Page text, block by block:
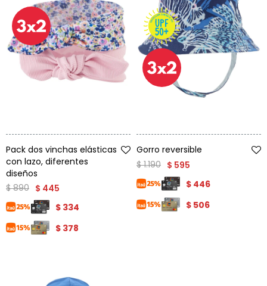
Pack dos vinchas elásticas
con lazo, diferentes
diseños
$ 445
$ 890
$ 334
$ 378
Gorro reversible
$ 595
$ 1.190
$ 446
$ 506
Cuarto
del
bebé
Condiciones
Política
de
Privacidad
Condiciones